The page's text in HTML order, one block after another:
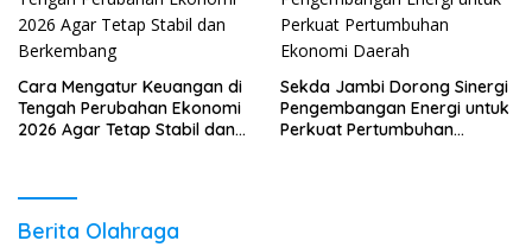
Cara Mengatur Keuangan di
Tengah Perubahan Ekonomi
2026 Agar Tetap Stabil dan
Sekda Jambi Dorong Sinergi
Pengembangan Energi untuk
Perkuat Pertumbuhan
Berita Olahraga